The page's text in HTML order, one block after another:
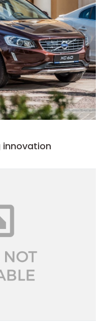
innovation